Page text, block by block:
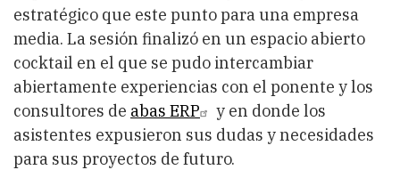
estratégico que este punto para una empresa
media. La sesión finalizó en un espacio abierto
cocktail en el que se pudo intercambiar
abiertamente experiencias con el ponente y los
consultores de abas ERP
y en donde los
asistentes expusieron sus dudas y necesidades
para sus proyectos de futuro.